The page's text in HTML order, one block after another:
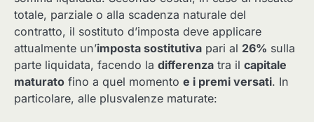
totale, parziale o alla scadenza naturale del
contratto, il sostituto d’imposta deve applicare
attualmente un’imposta sostitutiva pari al 26% sulla
parte liquidata, facendo la differenza tra il capitale
maturato fino a quel momento e i premi versati. In
particolare, alle plusvalenze maturate: